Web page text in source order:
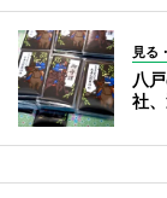
見る
八
社